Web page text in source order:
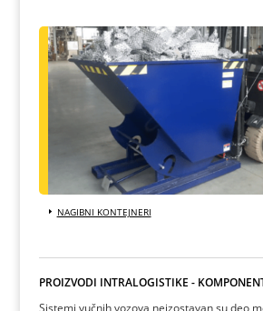
NAGIBNI KONTEJNERI
PROIZVODI INTRALOGISTIKE -